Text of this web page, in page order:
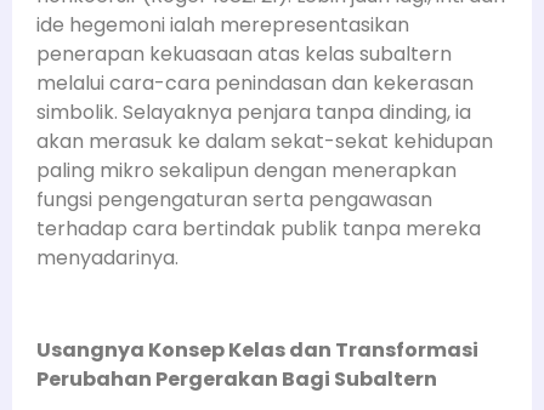
ide hegemoni ialah merepresentasikan
penerapan kekuasaan atas kelas subaltern
melalui cara-cara penindasan dan kekerasan
simbolik. Selayaknya penjara tanpa dinding, ia
akan merasuk ke dalam sekat-sekat kehidupan
paling mikro sekalipun dengan menerapkan
fungsi pengengaturan serta pengawasan
terhadap cara bertindak publik tanpa mereka
menyadarinya.
Usangnya Konsep Kelas dan Transformasi
Perubahan Pergerakan Bagi Subaltern